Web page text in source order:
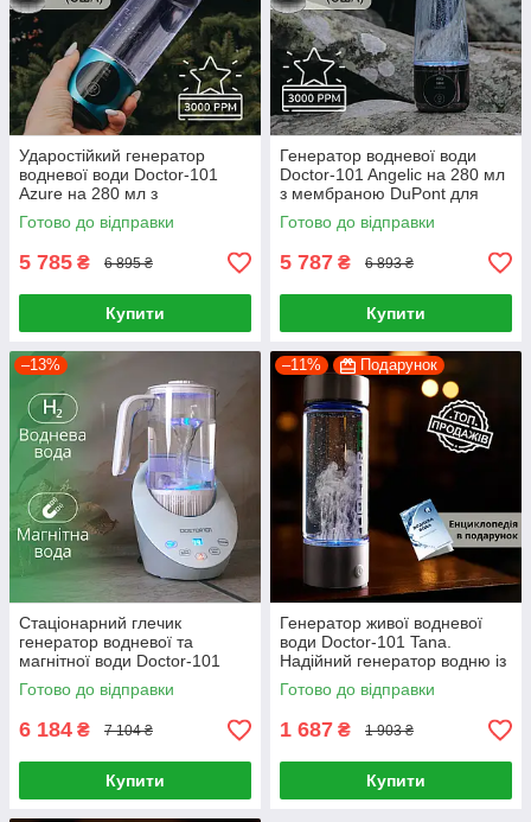
Ударостійкий генератор
водневої води Doctor-101
Azure на 280 мл з
американською мембраною
DuPont
Готово до відправки
5 785 ₴ 6 895 ₴
Купити
Генератор водневої води
Doctor-101 Angelic на 280 мл
з мембраною DuPont для
будь-якого типу води
Готово до відправки
5 787 ₴ 6 893 ₴
Купити
–13%
Стаціонарний глечик
генератор водневої та
магнітної води Doctor-101
Bianko 1.6л з DuPont
мембраною (USA)
Готово до відправки
6 184 ₴ 7 104 ₴
Купити
–11% Подарунок
Генератор живої водневої
води Doctor-101 Tana.
Надійний генератор водню із
зарядкою від USB, на 450 мл
Готово до відправки
1 687 ₴ 1 903 ₴
Купити